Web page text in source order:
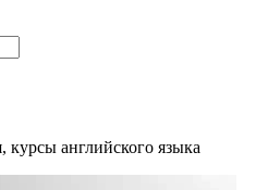
английского языка